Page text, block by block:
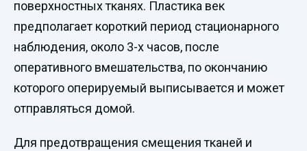
поверхностных тканях. Пластика век
предполагает короткий период стационарного
наблюдения, около 3-х часов, после
оперативного вмешательства, по окончанию
которого оперируемый выписывается и может
отправляться домой.
Для предотвращения смещения тканей и